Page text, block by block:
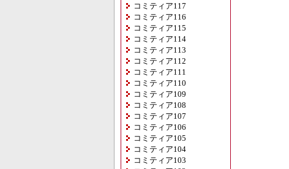
コミティア117
コミティア116
コミティア115
コミティア114
コミティア113
コミティア112
コミティア111
コミティア110
コミティア109
コミティア108
コミティア107
コミティア106
コミティア105
コミティア104
コミティア103